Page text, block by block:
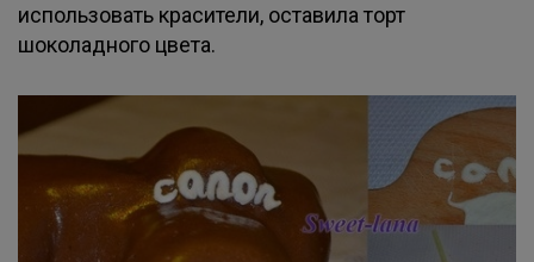
использовать красители, оставила торт
шоколадного цвета.